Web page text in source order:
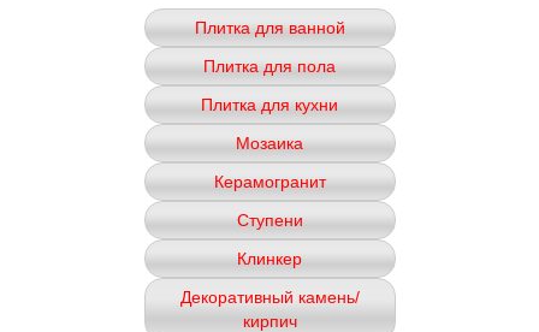
Плитка для ванной
Плитка для пола
Плитка для кухни
Мозаика
Керамогранит
Ступени
Клинкер
Декоративный камень/
кирпич